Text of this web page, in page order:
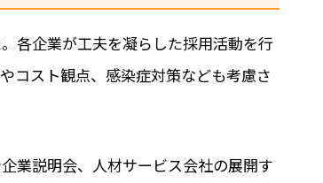
各企業が工夫を凝らした採用活動を行
コスト観点、感染症対策なども考慮さ
業説明会、人材サービス会社の展開す